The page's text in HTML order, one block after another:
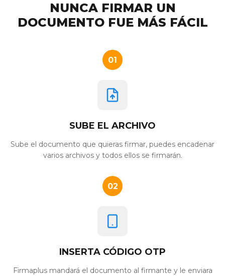
NUNCA FIRMAR UN
DOCUMENTO FUE MÁS FÁCIL
01
SUBE EL ARCHIVO
Sube el documento que quieras firmar, puedes encadenar
varios archivos y todos ellos se firmarán.
02
INSERTA CÓDIGO OTP
Firmaplus mandará el documento al firmante y le enviara